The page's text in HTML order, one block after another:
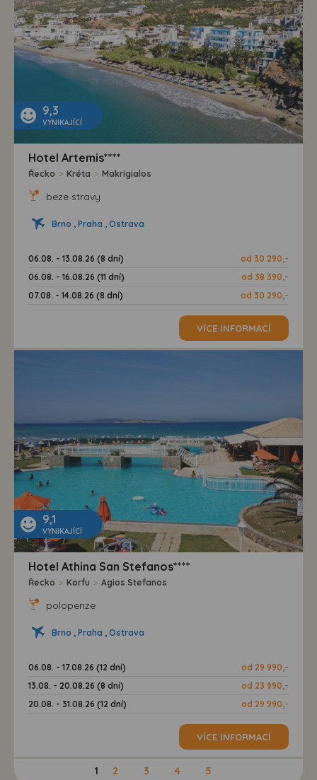
9,3
VYNIKAJÍCÍ
Hotel Artemis****
Řecko > Kréta > Makrigialos
beze stravy
Brno , Praha , Ostrava
06.08. - 13.08.26 (8 dní)
od 30 290,-
06.08. - 16.08.26 (11 dní)
od 38 390,-
07.08. - 14.08.26 (8 dní)
od 30 290,-
VÍCE INFORMACÍ
9,1
VYNIKAJÍCÍ
Hotel Athina San Stefanos****
Řecko > Korfu > Agios Stefanos
polopenze
Brno , Praha , Ostrava
06.08. - 17.08.26 (12 dní)
od 29 990,-
13.08. - 20.08.26 (8 dní)
od 23 990,-
20.08. - 31.08.26 (12 dní)
od 29 990,-
VÍCE INFORMACÍ
1 2 3 4 5